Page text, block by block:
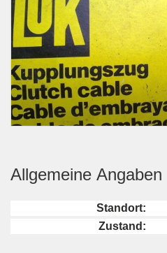
Allgemeine Angaben
Standort:
Zustand: